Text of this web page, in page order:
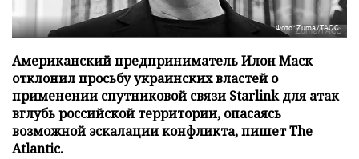
Фото: Zuma/ТАСС
Американский предприниматель Илон Маск
отклонил просьбу украинских властей о
применении спутниковой связи Starlink для атак
вглубь российской территории, опасаясь
возможной эскалации конфликта, пишет The
Atlantic.